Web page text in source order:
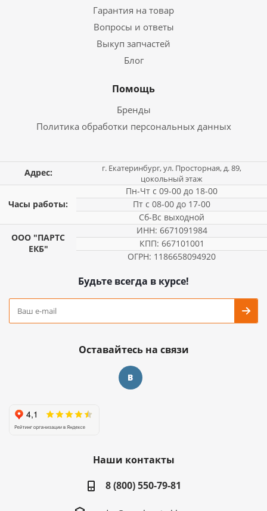
Гарантия на товар
Вопросы и ответы
Выкуп запчастей
Блог
Помощь
Бренды
Политика обработки персональных данных
Адрес:
г. Екатеринбург, ул. Просторная, д. 89,
цокольный этаж
Часы работы:
Пн-Чт с 09-00 до 18-00
Пт с 08-00 до 17-00
Сб-Вс выходной
ООО "ПАРТС
ЕКБ"
ИНН: 6671091984
КПП: 667101001
ОГРН: 1186658094920
Будьте всегда в курсе!
Оставайтесь на связи
Наши контакты
8 (800) 550-79-81